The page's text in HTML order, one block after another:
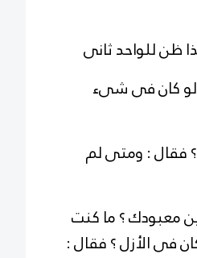
للواحد ثانى
كان فى شىء
؟ فقال : ومتى لم
معبودك ؟ ما كنت
فى الأزل ؟ فقال :